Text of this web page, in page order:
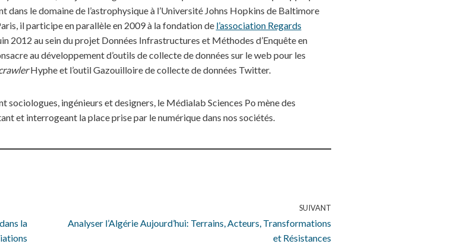
le domaine de l’astrophysique à l’Université Johns Hopkins de Baltimore
il participe en parallèle en 2009 à la fondation de l’association Regards
2012 au sein du projet Données Infrastructures et Méthodes d’Enquête en
au développement d’outils de collecte de données sur le web pour les
Hyphe et l’outil Gazouilloire de collecte de données Twitter.
ingénieurs et designers, le Médialab Sciences Po mène des
et interrogeant la place prise par le numérique dans nos sociétés.
la
SUIVANT
Analyser l’Algérie Aujourd’hui: Terrains, Acteurs, Transformations
et Résistances